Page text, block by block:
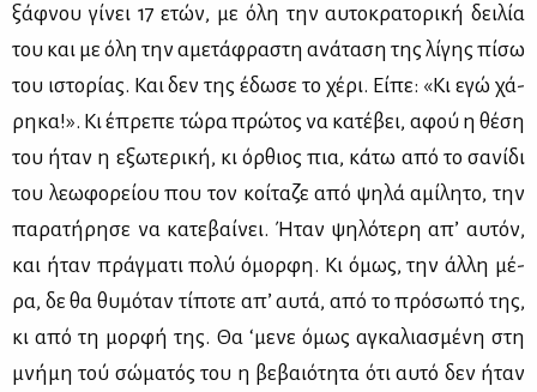
ξάφ­νου γί­νει 17 ετών, με όλη την αυ­το­κρα­το­ρι­κή δει­λία
του και με όλη την αμε­τά­φρα­στη ανά­τα­ση της λί­γης πί­σω
του ιστο­ρί­ας. Και δεν της έδω­σε το χέ­ρι. Εί­πε: «Κι εγώ χά­
ρη­κα!». Κι έπρε­πε τώ­ρα πρώ­τος να κα­τέ­βει, αφού η θέ­ση
του ήταν η εξω­τε­ρι­κή, κι όρ­θιος πια, κά­τω από το σα­νί­δι
του λε­ω­φο­ρεί­ου που τον κοί­τα­ζε από ψη­λά αμί­λη­το, την
πα­ρα­τή­ρη­σε να κα­τε­βαί­νει. Ήταν ψη­λό­τε­ρη απ’ αυ­τόν,
και ήταν πράγ­μα­τι πο­λύ όμορ­φη. Κι όμως, την άλ­λη μέ­
ρα, δε θα θυ­μό­ταν τί­πο­τε απ’ αυ­τά, από το πρό­σω­πό της,
κι από τη μορ­φή της. Θα ‘με­νε όμως αγκα­λια­σμέ­νη στη
μνή­μη τού σώ­μα­τός του η βε­βαιό­τη­τα ότι αυ­τό δεν ήταν